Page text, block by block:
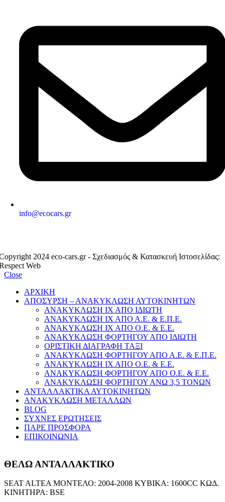
info@ecocars.gr
2024 eco-cars.gr - Σχεδιασμός & Κατασκευή Ιστοσελίδας:
Web
Close
ΑΡΧΙΚΗ
ΑΠΟΣΥΡΣΗ – ΑΝΑΚΥΚΛΩΣΗ ΑΥΤΟΚΙΝΗΤΩΝ
ΑΝΑΚΥΚΛΩΣΗ ΙΧ ΑΠΟ ΙΔΙΩΤΗ
ΑΝΑΚΥΚΛΩΣΗ ΙΧ ΑΠΟ Α.Ε. & Ε.Π.Ε.
ΑΝΑΚΥΚΛΩΣΗ ΙΧ ΑΠΟ Ο.Ε. & Ε.Ε.
ΑΝΑΚΥΚΛΩΣΗ ΦΟΡΤΗΓΟΥ ΑΠΟ ΙΔΙΩΤΗ
ΟΡΙΣΤΙΚΗ ΔΙΑΓΡΑΦΗ ΤΑΞΙ
ΑΝΑΚΥΚΛΩΣΗ ΦΟΡΤΗΓΟΥ ΑΠΟ Α.Ε. & Ε.Π.Ε.
ΑΝΑΚΥΚΛΩΣΗ ΙΧ ΑΠΟ Ο.Ε. & Ε.Ε.
ΑΝΑΚΥΚΛΩΣΗ ΦΟΡΤΗΓΟΥ ΑΠΟ Ο.Ε. & Ε.Ε.
ΑΝΑΚΥΚΛΩΣΗ ΦΟΡΤΗΓΟΥ ΑΝΩ 3,5 ΤΟΝΩΝ
ΑΝΤΑΛΛΑΚΤΙΚΑ ΑΥΤΟΚΙΝΗΤΩΝ
ΑΝΑΚΥΚΛΩΣΗ ΜΕΤΑΛΛΩΝ
BLOG
ΣΥΧΝΕΣ ΕΡΩΤΗΣΕΙΣ
ΠΑΡΕ ΠΡΟΣΦΟΡΑ
ΕΠΙΚΟΙΝΩΝΙΑ
ΘΕΛΩ ΑΝΤΑΛΛΑΚΤΙΚΟ
SEAT ALTEA ΜΟΝΤΕΛΟ: 2004-2008 ΚΥΒΙΚΑ: 1600CC ΚΩΔ.
ΚΙΝΗΤΗΡΑ: BSE